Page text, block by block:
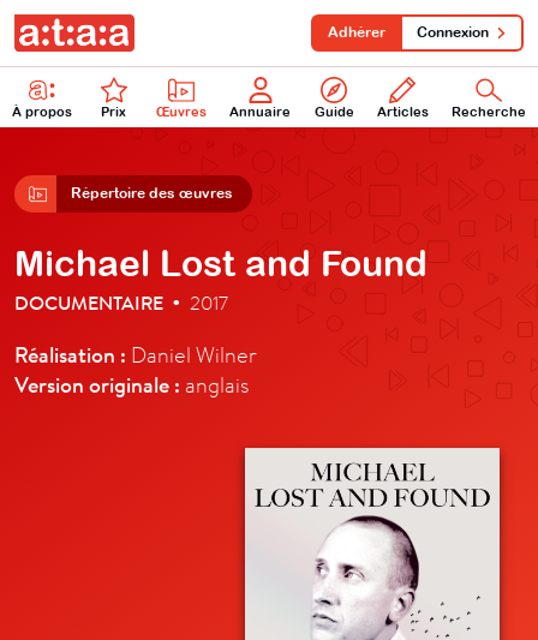
À propos Prix Œuvres Annuaire Guide Articles Recherche
Adhérer Connexion
Répertoire des œuvres
Michael Lost and Found
DOCUMENTAIRE • 2017
Réalisation : Daniel Wilner
Version originale : anglais